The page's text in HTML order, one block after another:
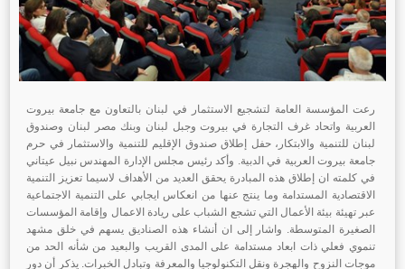
رعت المؤسسة العامة لتشجيع الاستثمار في لبنان بالتعاون مع جامعة بيروت
العربية واتحاد غرف التجارة في بيروت وجبل لبنان وبنك مصر لبنان وصندوق
لبنان للتنمية والابتكار، حفل إطلاق صندوق الإقليم للتنمية والاستثمار في حرم
جامعة بيروت العربية في الدبية. وأكد رئيس مجلس الإدارة المهندس نبيل عيتاني
في كلمته ان إطلاق هذه المبادرة يحقق العديد من الأهداف لاسيما تعزيز التنمية
الاقتصادية المستدامة وما ينتج عنها من انعكاس ايجابي على التنمية الاجتماعية
عبر تهيئة بيئة الأعمال التي تشجع الشباب على ريادة الاعمال وإقامة المؤسسات
الصغيرة المتوسطة. واشار إلى ان أنشاء هذه الصناديق يسهم في خلق مشهد
تنموي فعلي ذات ابعاد مستدامة على المدى القريب والبعيد من شأنه الحد من
موجات النزوح والهجرة ونقل التكنولوجيا والمعرفة وتبادل الخبرات. يذكر أن دور